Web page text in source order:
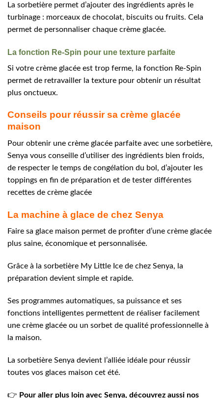
La sorbetière permet d’ajouter des ingrédients après le
turbinage : morceaux de chocolat, biscuits ou fruits. Cela
permet de personnaliser chaque crème glacée.
La fonction Re-Spin pour une texture parfaite
Si votre crème glacée est trop ferme, la fonction Re-Spin
permet de retravailler la texture pour obtenir un résultat
plus onctueux.
Conseils pour réussir sa crème glacée
maison
Pour obtenir une crème glacée parfaite avec une sorbetière,
Senya vous conseille d’utiliser des ingrédients bien froids,
de respecter le temps de congélation du bol, d’ajouter les
toppings en fin de préparation et de tester différentes
recettes de crème glacée
La machine à glace de chez Senya
Faire sa glace maison permet de profiter d’une crème glacée
plus saine, économique et personnalisée.
Grâce à la sorbetière My Little Ice de chez Senya, la
préparation devient simple et rapide.
Ses programmes automatiques, sa puissance et ses
fonctions intelligentes permettent de réaliser facilement
une crème glacée ou un sorbet de qualité professionnelle à
la maison.
La sorbetière Senya devient l’alliée idéale pour réussir
toutes vos glaces maison cet été.
👉 Pour aller plus loin avec Senya, découvrez aussi nos